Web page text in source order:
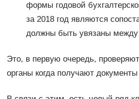
формы годовой
за 2018 год являются
должны быть увязаны между
Это, в первую очередь,
органы когда получают